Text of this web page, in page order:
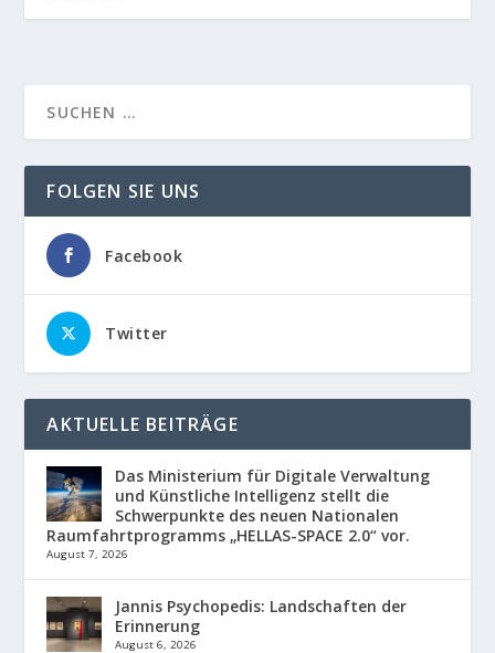
FOLGEN SIE UNS
Facebook
Twitter
AKTUELLE BEITRÄGE
Das Ministerium für Digitale Verwaltung
und Künstliche Intelligenz stellt die
Schwerpunkte des neuen Nationalen
Raumfahrtprogramms „HELLAS-SPACE 2.0“ vor.
August 7, 2026
Jannis Psychopedis: Landschaften der
Erinnerung
August 6, 2026